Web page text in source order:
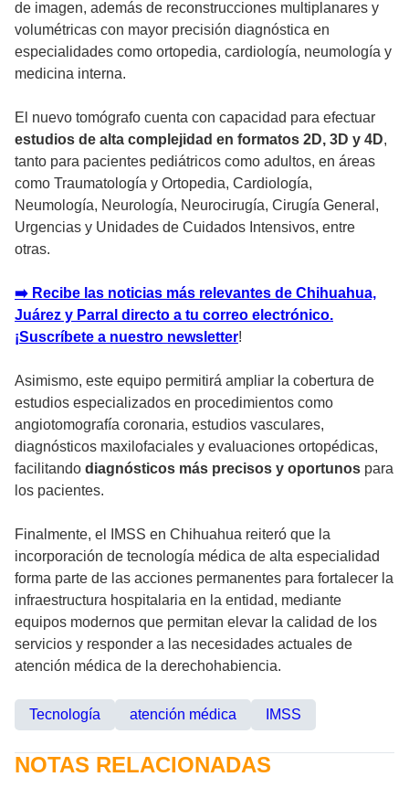
de imagen, además de reconstrucciones multiplanares y
volumétricas con mayor precisión diagnóstica en
especialidades como ortopedia, cardiología, neumología y
medicina interna.
El nuevo tomógrafo cuenta con capacidad para efectuar
estudios de alta complejidad en formatos 2D, 3D y 4D,
tanto para pacientes pediátricos como adultos, en áreas
como Traumatología y Ortopedia, Cardiología,
Neumología, Neurología, Neurocirugía, Cirugía General,
Urgencias y Unidades de Cuidados Intensivos, entre
otras.
➡️ Recibe las noticias más relevantes de Chihuahua,
Juárez y Parral directo a tu correo electrónico.
¡Suscríbete a nuestro newsletter!
Asimismo, este equipo permitirá ampliar la cobertura de
estudios especializados en procedimientos como
angiotomografía coronaria, estudios vasculares,
diagnósticos maxilofaciales y evaluaciones ortopédicas,
facilitando diagnósticos más precisos y oportunos para
los pacientes.
Finalmente, el IMSS en Chihuahua reiteró que la
incorporación de tecnología médica de alta especialidad
forma parte de las acciones permanentes para fortalecer la
infraestructura hospitalaria en la entidad, mediante
equipos modernos que permitan elevar la calidad de los
servicios y responder a las necesidades actuales de
atención médica de la derechohabiencia.
Tecnología atención médica IMSS
NOTAS RELACIONADAS